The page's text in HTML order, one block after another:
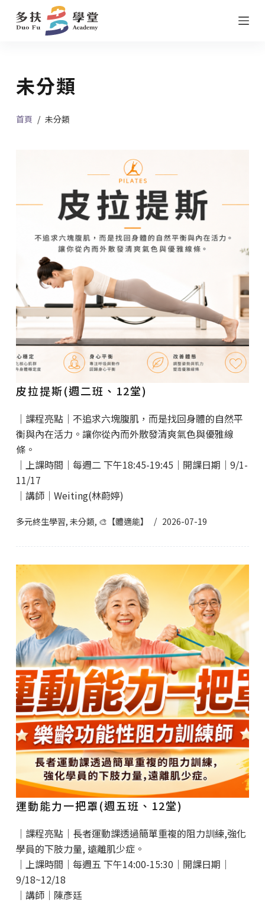
跳
至
內
容
未分類
首頁 / 未分類
皮拉提斯(週二班、12堂)
｜課程亮點｜不追求六塊腹肌，而是找回身體的自然平
衡與內在活力。讓你從內而外散發清爽氣色與優雅線
條。
｜上課時間｜每週二 下午18:45-19:45｜開課日期｜9/1-
11/17
｜講師｜Weiting(林蔚婷)
多元終生學習, 未分類, 🎨【體適能】 2026-07-19
運動能力一把罩(週五班、12堂)
｜課程亮點｜長者運動課透過簡單重複的阻力訓練,強化
學員的下肢力量, 遠離肌少症。
｜上課時間｜每週五 下午14:00-15:30｜開課日期｜
9/18~12/18
｜講師｜陳彥廷